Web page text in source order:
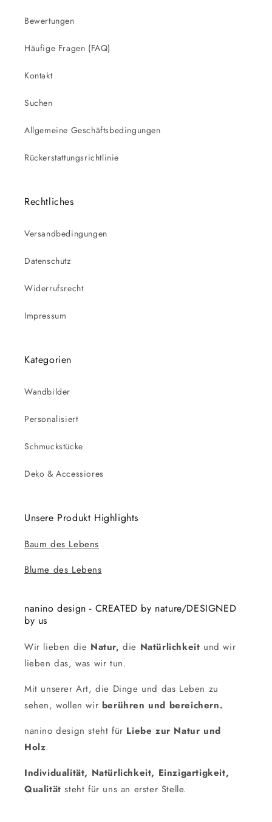
Bewertungen
Häufige Fragen (FAQ)
Kontakt
Suchen
Allgemeine Geschäftsbedingungen
Rückerstattungsrichtlinie
Rechtliches
Versandbedingungen
Datenschutz
Widerrufsrecht
Impressum
Kategorien
Wandbilder
Personalisiert
Schmuckstücke
Deko & Accessiores
Unsere Produkt Highlights
Baum des Lebens
Blume des Lebens
nanino design - CREATED by nature/DESIGNED
by us
Wir lieben die Natur, die Natürlichkeit und wir
lieben das, was wir tun.
Mit unserer Art, die Dinge und das Leben zu
sehen, wollen wir berühren und bereichern.
nanino design steht für Liebe zur Natur und
Holz.
Individualität, Natürlichkeit, Einzigartigkeit,
Qualität steht für uns an erster Stelle.